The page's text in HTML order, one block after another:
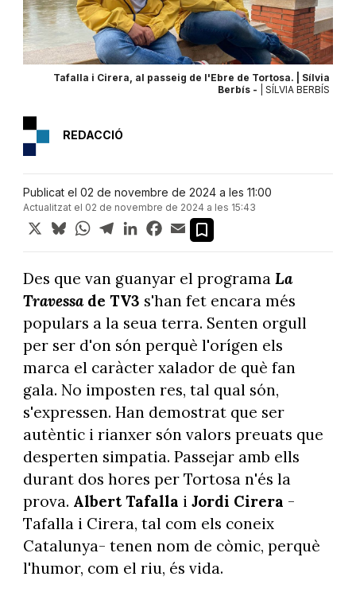
Tafalla i Cirera, al passeig de l'Ebre de Tortosa. | Sílvia
Berbís -
| SÍLVIA BERBÍS
REDACCIÓ
Publicat el 02 de novembre de 2024 a les 11:00
Actualitzat el 02 de novembre de 2024 a les 15:43
X BlueskyWhatsApp
TelegramLinkedInFacebook
Email
Des que van guanyar el programa La
Travessade TV3 s'han fet encara més
populars a la seua terra. Senten orgull
per ser d'on són perquè l'orígen els
marca el caràcter xalador de què fan
gala. No imposten res, tal qual són,
s'expressen. Han demostrat que ser
autèntic i rianxer són valors preuats que
desperten simpatia. Passejar amb ells
durant dos hores per Tortosa n'és la
prova. Albert Tafalla i Jordi Cirera -
Tafalla i Cirera, tal com els coneix
Catalunya- tenen nom de còmic, perquè
l'humor, com el riu, és vida.